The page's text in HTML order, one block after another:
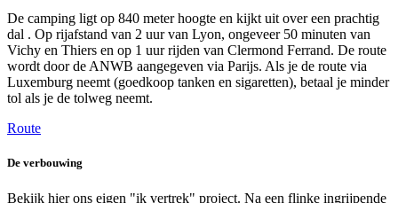
De camping ligt op 840 meter hoogte en kijkt uit over een prachtig
dal . Op rijafstand van 2 uur van Lyon, ongeveer 50 minuten van
Vichy en Thiers en op 1 uur rijden van Clermond Ferrand. De route
wordt door de ANWB aangegeven via Parijs. Als je de route via
Luxemburg neemt (goedkoop tanken en sigaretten), betaal je minder
tol als je de tolweg neemt.
Route
De verbouwing
Bekijk hier ons eigen "ik vertrek" project. Na een flinke ingrijpende